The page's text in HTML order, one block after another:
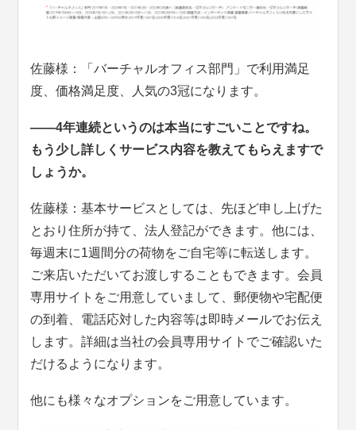
佐藤様：「バーチャルオフィス部門」で利用満足
度、価格満足度、人気の3冠になります。
――4年連続というのは本当にすごいことですね。
もう少し詳しくサービス内容を教えてもらえますで
しょうか。
佐藤様：基本サービスとしては、先ほど申し上げた
とおり住所が持て、法人登記ができます。他には、
毎週末に1週間分の荷物をご自宅等に転送します。
ご来店いただいてお渡しすることもできます。会員
専用サイトをご用意していまして、郵便物や宅配便
の到着、電話応対した内容等は即時メールでお伝え
します。詳細は当社の会員専用サイトでご確認いた
だけるようになります。
他にも様々なオプションをご用意しています。